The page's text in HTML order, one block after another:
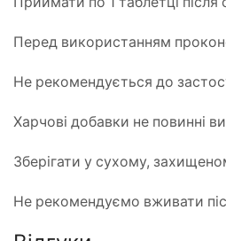
Перед використанням
Не рекомендується до
Харчові добавки не повинні
Зберігати у сухому,
Не рекомендуємо вживати